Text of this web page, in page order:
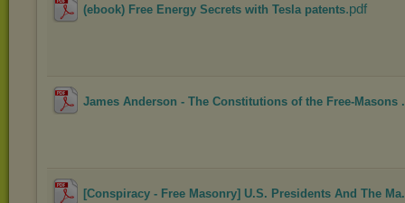
(ebook) Free Energy Secrets with Tesla patents.pdf
James Anderson - The Constitutions of the Free-Masons
[Conspiracy - Free Masonry] U.S. Presidents And The